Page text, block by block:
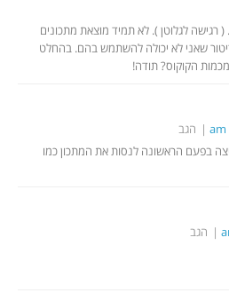
רגישה לגלוטן ). לא תמיד מוצאת מתכונים
שאני לא יכולה להשתמש בהם. בהחלט
הקוקוס? תודה!
הגב
בפעם הראשונה לנסות את המתכון כמו
הגב